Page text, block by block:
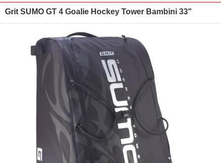
Grit SUMO GT 4 Goalie Hockey Tower Bambini 33"